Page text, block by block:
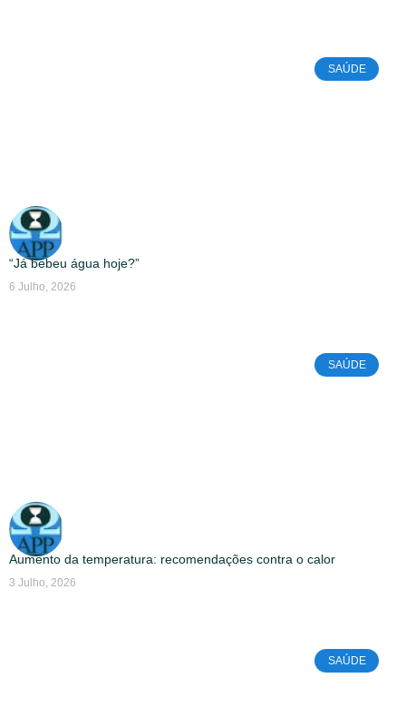
SAÚDE
“Já bebeu água hoje?”
6 Julho, 2026
SAÚDE
Aumento da temperatura: recomendações contra o calor
3 Julho, 2026
SAÚDE